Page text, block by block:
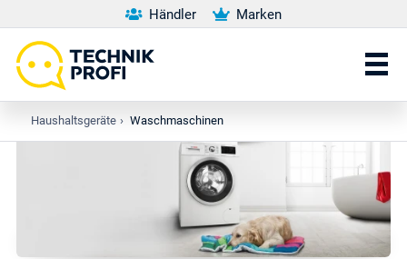
Händler Marken
Haushaltsgeräte › Waschmaschinen